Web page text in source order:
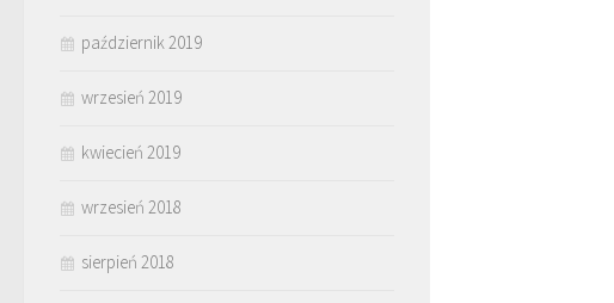
październik 2019
wrzesień 2019
kwiecień 2019
wrzesień 2018
sierpień 2018